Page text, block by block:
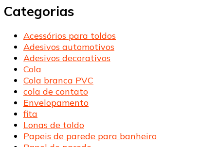
Categorias
Acessórios para toldos
Adesivos automotivos
Adesivos decorativos
Cola
Cola branca PVC
cola de contato
Envelopamento
fita
Lonas de toldo
Papeis de parede para banheiro